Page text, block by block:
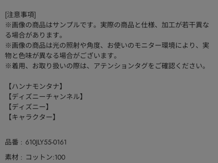
[注意事項]
※画像の商品はサンプルです。実際の商品と仕様、加工が若干異な
る場合があります。
※画像の商品は光の照射や角度、お使いのモニター環境により、実
物と色味が異なる場合がございます。
※着用、お取り扱いの際は、アテンションタグをご確認ください。
【ハンナモンタナ】
【ディズニーチャンネル】
【ディズニー】
【キャラクター】
品番
610JLY55-0161
素材
コットン:100